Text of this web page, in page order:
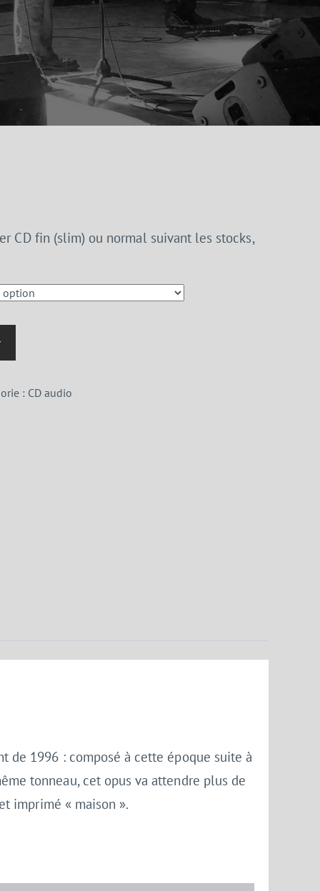
CD fin (slim) ou normal suivant les stocks,
: CD audio
de 1996 : composé à cette époque suite à
tonneau, cet opus va attendre plus de
imprimé « maison ».